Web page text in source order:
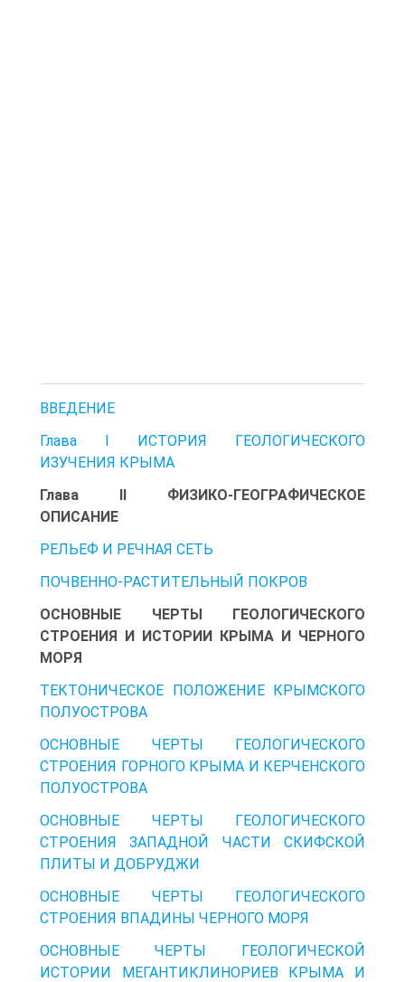
ВВЕДЕНИЕ
Глава I ИСТОРИЯ ГЕОЛОГИЧЕСКОГО
ИЗУЧЕНИЯ КРЫМА
Глава II ФИЗИКО-ГЕОГРАФИЧЕСКОЕ
ОПИСАНИЕ
РЕЛЬЕФ И РЕЧНАЯ СЕТЬ
ПОЧВЕННО-РАСТИТЕЛЬНЫЙ ПОКРОВ
ОСНОВНЫЕ ЧЕРТЫ ГЕОЛОГИЧЕСКОГО
СТРОЕНИЯ И ИСТОРИИ КРЫМА И ЧЕРНОГО
МОРЯ
ТЕКТОНИЧЕСКОЕ ПОЛОЖЕНИЕ КРЫМСКОГО
ПОЛУОСТРОВА
ОСНОВНЫЕ ЧЕРТЫ ГЕОЛОГИЧЕСКОГО
СТРОЕНИЯ ГОРНОГО КРЫМА И КЕРЧЕНСКОГО
ПОЛУОСТРОВА
ОСНОВНЫЕ ЧЕРТЫ ГЕОЛОГИЧЕСКОГО
СТРОЕНИЯ ЗАПАДНОЙ ЧАСТИ СКИФСКОЙ
ПЛИТЫ И ДОБРУДЖИ
ОСНОВНЫЕ ЧЕРТЫ ГЕОЛОГИЧЕСКОГО
СТРОЕНИЯ ВПАДИНЫ ЧЕРНОГО МОРЯ
ОСНОВНЫЕ ЧЕРТЫ ГЕОЛОГИЧЕСКОЙ
ИСТОРИИ МЕГАНТИКЛИНОРИЕВ КРЫМА И